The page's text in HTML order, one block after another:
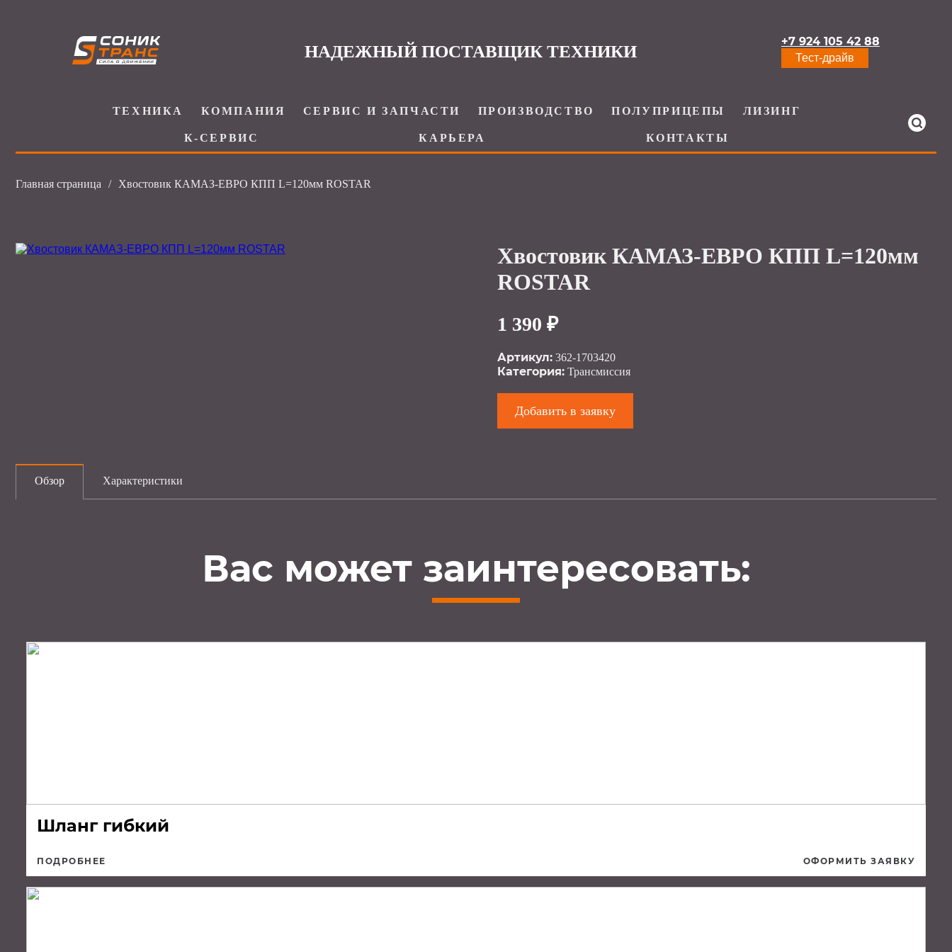
НАДЕЖНЫЙ ПОСТАВЩИК ТЕХНИКИ
+7 924 105 42 88
Тест-драйв
ТЕХНИКА КОМПАНИЯ СЕРВИС И ЗАПЧАСТИ ПРОИЗВОДСТВО ПОЛУПРИЦЕПЫ ЛИЗИНГ
К-СЕРВИС КАРЬЕРА КОНТАКТЫ
Главная страница / Хвостовик КАМАЗ-ЕВРО КПП L=120мм ROSTAR
Хвостовик КАМАЗ-ЕВРО КПП L=120мм
ROSTAR
1 390 ₽
Артикул: 362-1703420
Категория: Трансмиссия
Добавить в заявку
Обзор Характеристики
Вас может заинтересовать:
Шланг гибкий
ПОДРОБНЕЕ ОФОРМИТЬ ЗАЯВКУ